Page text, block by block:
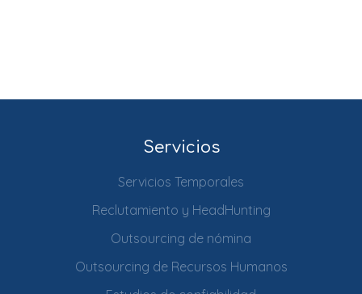
Servicios
Servicios Temporales
Reclutamiento y HeadHunting
Outsourcing de nómina
Outsourcing de Recursos Humanos